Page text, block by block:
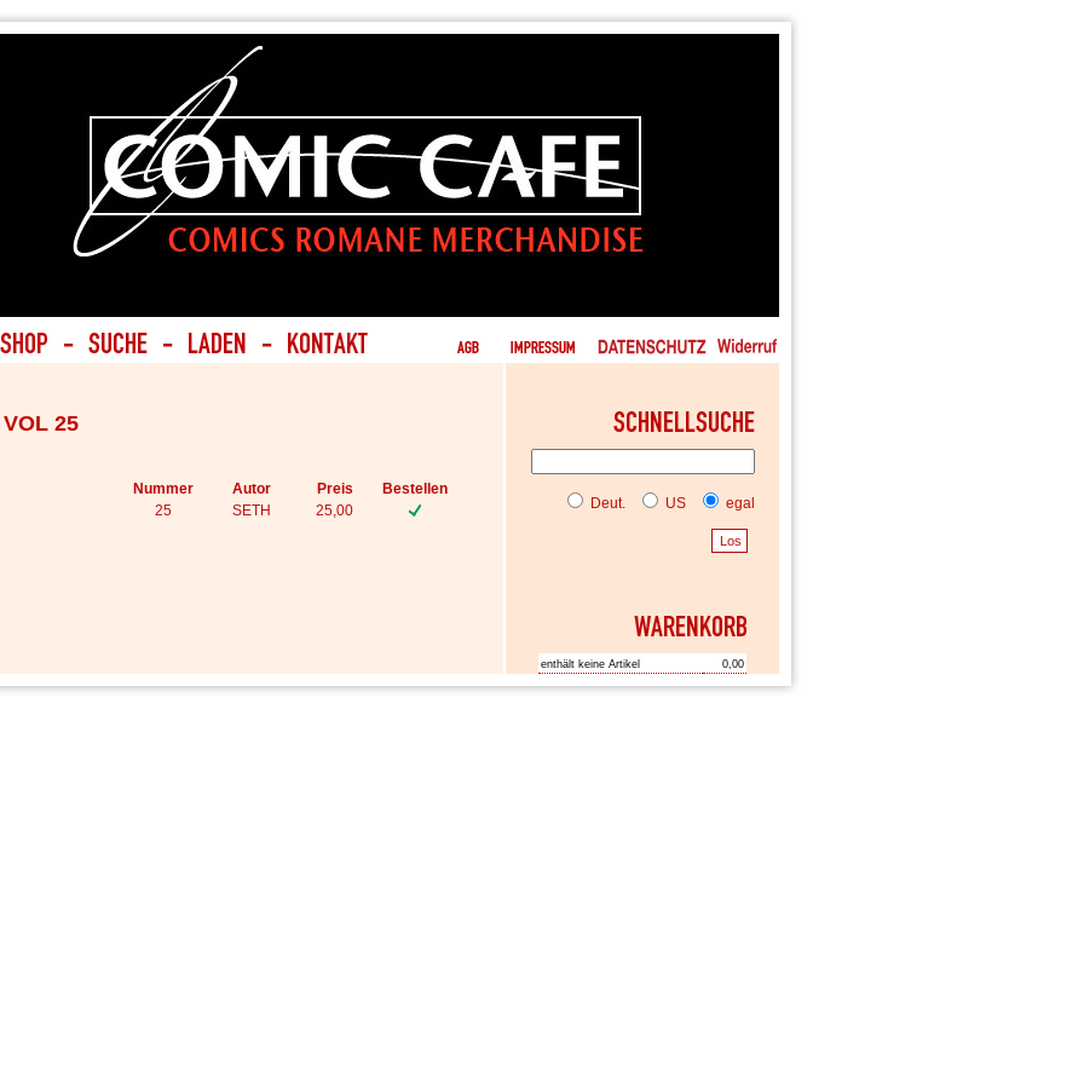
25
Nummer Autor Preis
Bestellen
25 SETH 25,00 Deut. US egal
enthält keine Artikel 0,00